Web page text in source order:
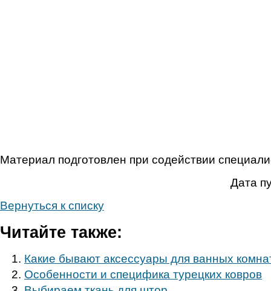
Материал подготовлен при содействии
Дата
Вернуться к списку
Читайте также:
Какие бывают аксессуары для ванных
Особенности и специфика турецких ковров